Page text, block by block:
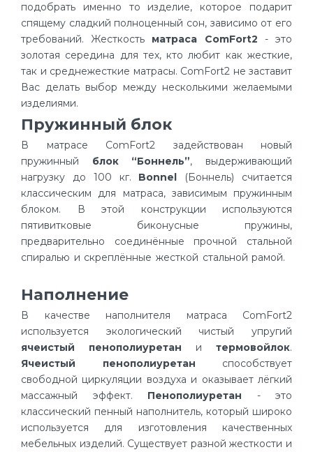
подобрать именно то изделие, которое подарит
спящему сладкий полноценный сон, зависимо от его
требований. Жесткость матраса ComFort2 - это
золотая середина для тех, кто любит как жесткие,
так и среднежесткие матрасы. ComFort2 не заставит
Вас делать выбор между несколькими желаемыми
изделиями.
Пружинный блок
В матрасе ComFort2 задействован новый
пружинный блок “Боннель”, выдерживающий
нагрузку до 100 кг. Bonnel
(Боннель) считается
классическим для матраса, зависимым пружинным
блоком. В этой конструкции используются
пятивитковые биконусные пружины,
предварительно соединённые прочной стальной
спиралью и скреплённые жесткой стальной рамой.
Наполнение
В качестве наполнителя матраса ComFort2
используется экологический чистый упругий
ячеистый пенополиуретан и термовойлок.
Ячеистый пенополиуретан способствует
свободной циркуляции воздуха и оказывает лёгкий
массажный эффект. Пенополиуретан - это
классический пенный наполнитель, который широко
используется для изготовления качественных
мебельных изделий. Существует разной жесткости и